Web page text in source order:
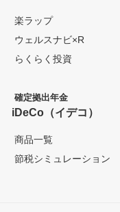
楽ラップ
ウェルスナビ×R
らくらく投資
確定拠出年金
iDeCo（イデコ）
商品一覧
節税シミュレーション